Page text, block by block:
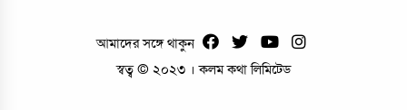
আমাদের সঙ্গে থাকুন
স্বত্ব © ২০২৩ । কলম কথা লিমিটেড